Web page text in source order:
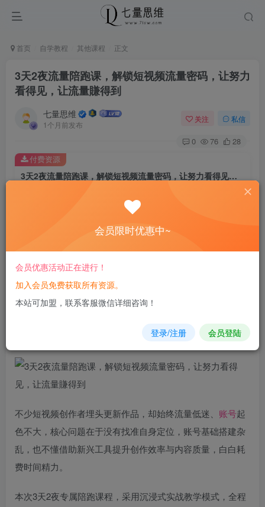
首页 自学教程 其他课程 正文
3天2夜流量陪跑课，解锁短视频流量密码，让努力
看得见，让流量賺得到
七量思维
1个月前发布
关注 私信
0 76 28
3天2夜流量陪跑课，解锁短视频流量密码，让努力看得见，让流量賺得到
8.8
免费
您当前未登录！建议登陆后购买，可保存购买订单
付费资源
不少短视频创作者埋头更新作品，却始终流量低迷、 账号起
色不大，核心问题在于没有找准自身定位，账号基础搭建杂
乱，也不懂借助新兴工具提升创作效率与内容质量，白白耗
费时间精力。
本次3天2夜专属陪跑课程，采用沉浸式实战教学模式，全程
会员限时优惠中~
会员优惠活动正在进行！
加入会员免费获取所有资源。
本站可加盟，联系客服微信详细咨询！
登录/注册 会员登陆